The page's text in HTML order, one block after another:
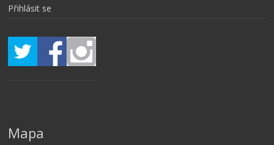
Přihlásit se
Mapa